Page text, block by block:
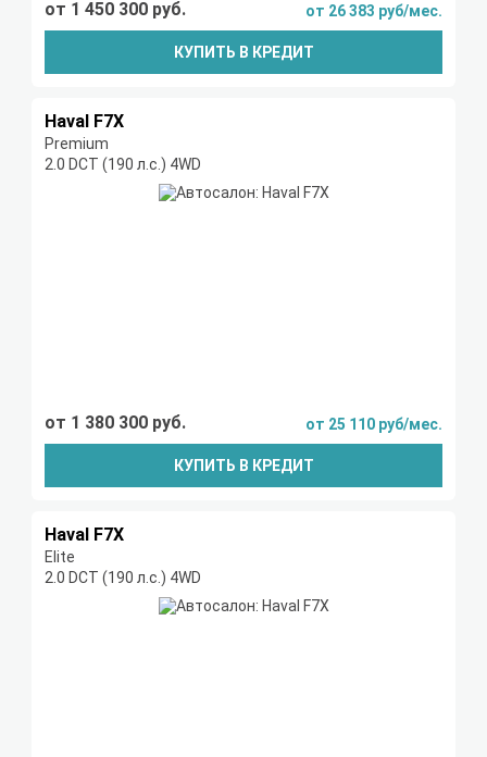
от 1 450 300 руб. от 26 383 руб/мес.
КУПИТЬ В КРЕДИТ
Haval F7X
Premium
2.0 DCT (190 л.с.) 4WD
от 1 380 300 руб. от 25 110 руб/мес.
КУПИТЬ В КРЕДИТ
Haval F7X
Elite
2.0 DCT (190 л.с.) 4WD